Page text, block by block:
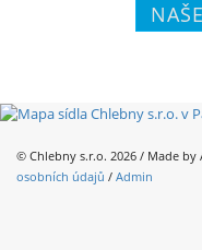
© Chlebny s.r.o. 2026 / Made by
osobních údajů / Admin